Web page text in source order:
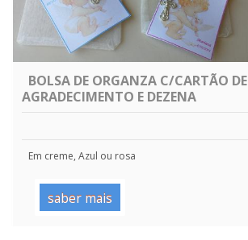
BOLSA DE ORGANZA C/CARTÃO DE
AGRADECIMENTO E DEZENA
Em creme, Azul ou rosa
saber mais